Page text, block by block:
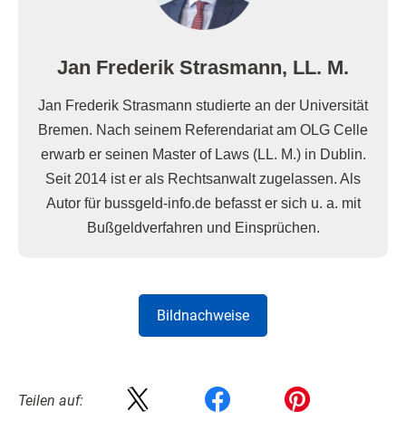
Jan Frederik Strasmann, LL. M.
Jan Frederik Strasmann studierte an der Universität
Bremen. Nach seinem Referendariat am OLG Celle
erwarb er seinen Master of Laws (LL. M.) in Dublin.
Seit 2014 ist er als Rechtsanwalt zugelassen. Als
Autor für bussgeld-info.de befasst er sich u. a. mit
Bußgeldverfahren und Einsprüchen.
Bildnachweise
Teilen auf: